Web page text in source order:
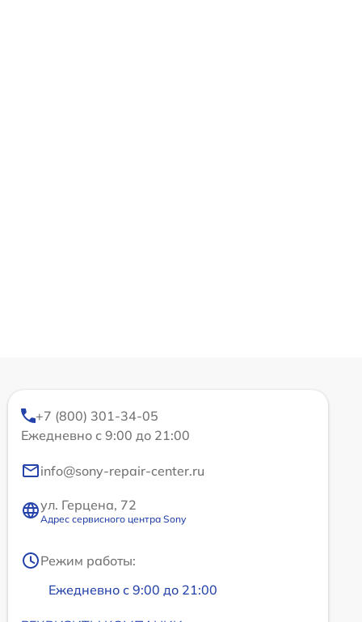
+7 (800) 301-34-05
Ежедневно с 9:00 до 21:00
info@sony-repair-center.ru
ул. Герцена, 72
Адрес сервисного центра Sony
Режим работы:
Ежедневно с 9:00 до 21:00